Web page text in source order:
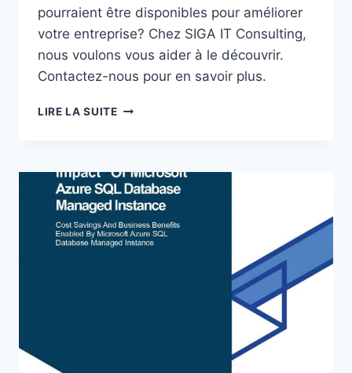
pourraient être disponibles pour améliorer
votre entreprise? Chez SIGA IT Consulting,
nous voulons vous aider à le découvrir.
Contactez-nous pour en savoir plus.
LIRE LA SUITECOMMENT
COÛTS
INFORMATIQUE
AVEC
AZURE